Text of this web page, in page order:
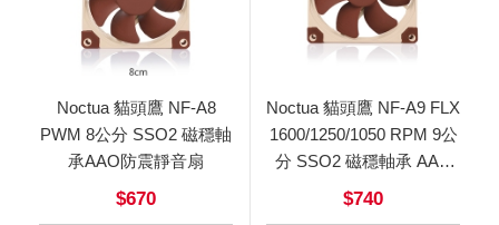
Noctua 貓頭鷹 NF-A8
PWM 8公分 SSO2 磁穩軸
承AAO防震靜音扇
$670
Noctua 貓頭鷹 NF-A9 FLX
1600/1250/1050 RPM 9公
分 SSO2 磁穩軸承 AAO
防震
$740